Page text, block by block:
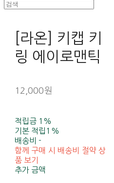
[라온] 키캡 키
링 에이로맨틱
12,000원
적립금 1%
기본 적립 1%
배송비-
함께 구매 시 배송비 절약 상
품 보기
추가 금액